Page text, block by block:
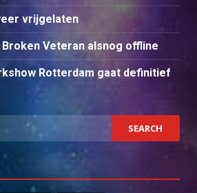
vrijgelaten
Veteran alsnog offline
Rotterdam gaat definitief